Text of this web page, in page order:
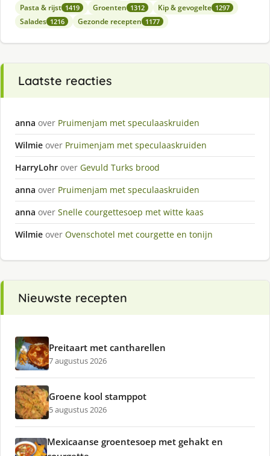
Pasta & rijst 1419 Groenten 1312 Kip & gevogelte 1297
Salades 1216 Gezonde recepten 1177
Laatste reacties
anna over Pruimenjam met speculaaskruiden
Wilmie over Pruimenjam met speculaaskruiden
HarryLohr over Gevuld Turks brood
anna over Pruimenjam met speculaaskruiden
anna over Snelle courgettesoep met witte kaas
Wilmie over Ovenschotel met courgette en tonijn
Nieuwste recepten
Preitaart met cantharellen
7 augustus 2026
Groene kool stamppot
5 augustus 2026
Mexicaanse groentesoep met gehakt en